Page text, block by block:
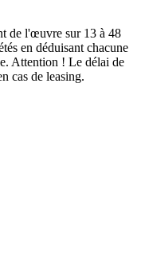
de l'œuvre sur 13 à 48
en déduisant chacune
Attention ! Le délai de
cas de leasing.